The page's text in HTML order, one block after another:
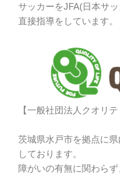
サッカーをJFA(日本サ
直接指導をしています。
【一般社団法人クオリ
茨城県水戸市を拠点に
しております。
障がいの有無に関わら